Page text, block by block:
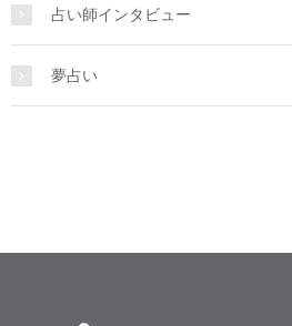
占い師インタビュー
夢占い